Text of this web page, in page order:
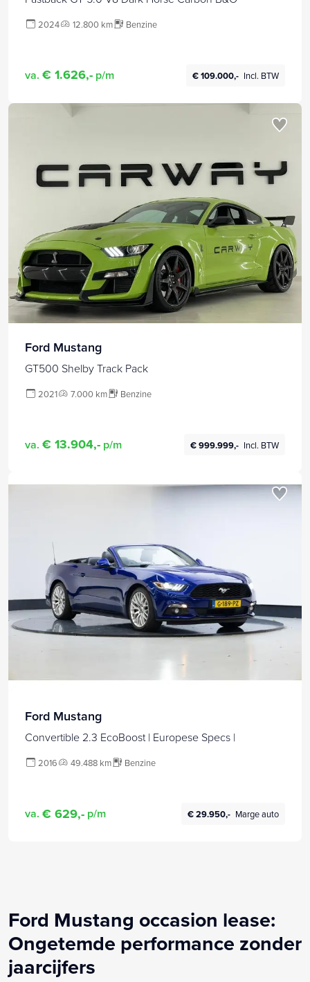
2024 12.800 km Benzine
va. € 1.626,- p/m € 109.000,- Incl. BTW
Ford Mustang
GT500 Shelby Track Pack
2021 7.000 km Benzine
va. € 13.904,- p/m € 999.999,- Incl. BTW
Ford Mustang
Convertible 2.3 EcoBoost | Europese Specs |
2016 49.488 km Benzine
va. € 629,- p/m € 29.950,- Marge auto
Ford Mustang occasion lease:
Ongetemde performance zonder
jaarcijfers